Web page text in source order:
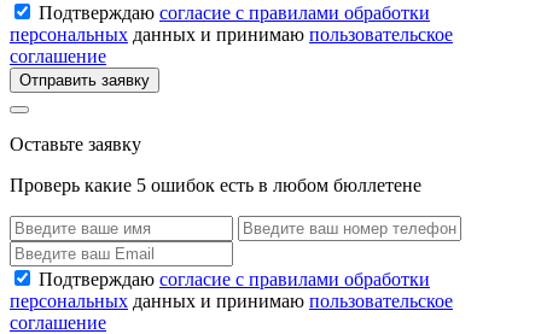
Подтверждаю согласие с правилами обработки
персональных данных и принимаю пользовательское
соглашение
Отправить заявку
Оставьте заявку
Проверь какие 5 ошибок есть в любом бюллетене
Подтверждаю согласие с правилами обработки
персональных данных и принимаю пользовательское
соглашение